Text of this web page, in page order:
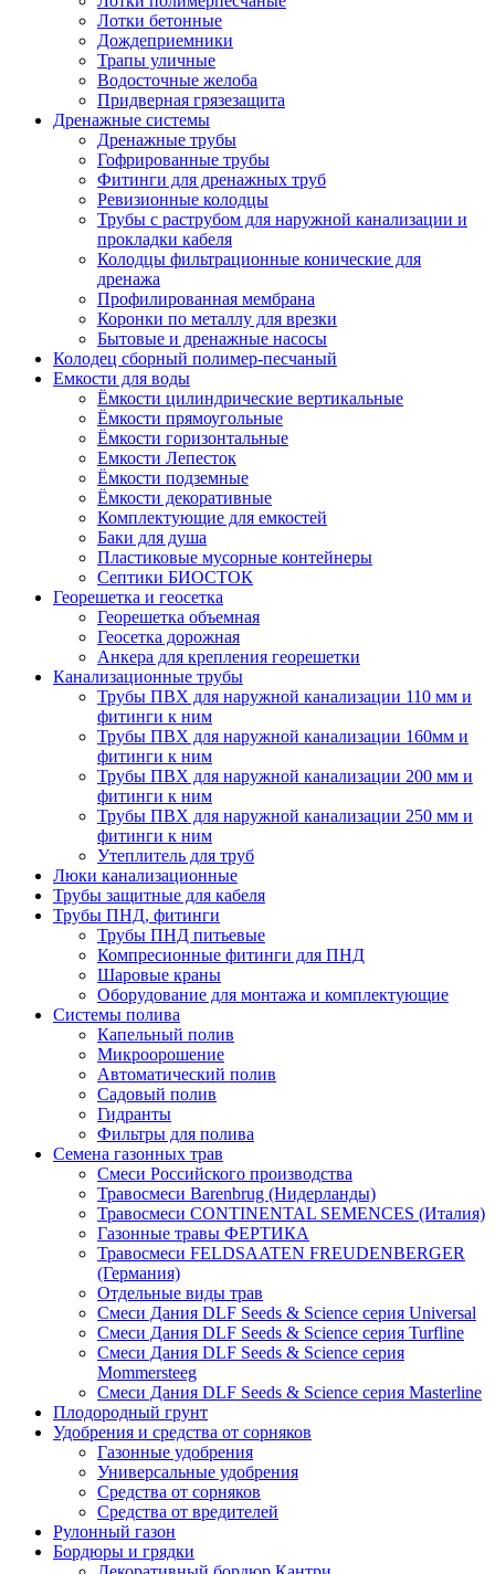
Лотки бетонные
Дождеприемники
Трапы уличные
Водосточные желоба
Придверная грязезащита
Дренажные системы
Дренажные трубы
Гофрированные трубы
Фитинги для дренажных труб
Ревизионные колодцы
Трубы с раструбом для наружной канализации и
прокладки кабеля
Колодцы фильтрационные конические для
дренажа
Профилированная мембрана
Коронки по металлу для врезки
Бытовые и дренажные насосы
Колодец сборный полимер-песчаный
Емкости для воды
Ёмкости цилиндрические вертикальные
Ёмкости прямоугольные
Ёмкости горизонтальные
Емкости Лепесток
Ёмкости подземные
Ёмкости декоративные
Комплектующие для емкостей
Баки для душа
Пластиковые мусорные контейнеры
Септики БИОСТОК
Георешетка и геосетка
Георешетка объемная
Геосетка дорожная
Анкера для крепления георешетки
Канализационные трубы
Трубы ПВХ для наружной канализации 110 мм и
фитинги к ним
Трубы ПВХ для наружной канализации 160мм и
фитинги к ним
Трубы ПВХ для наружной канализации 200 мм и
фитинги к ним
Трубы ПВХ для наружной канализации 250 мм и
фитинги к ним
Утеплитель для труб
Люки канализационные
Трубы защитные для кабеля
Трубы ПНД, фитинги
Трубы ПНД питьевые
Компресионные фитинги для ПНД
Шаровые краны
Оборудование для монтажа и комплектующие
Системы полива
Капельный полив
Микроорошение
Автоматический полив
Садовый полив
Гидранты
Фильтры для полива
Семена газонных трав
Смеси Российского производства
Травосмеси Barenbrug (Нидерланды)
Травосмеси CONTINENTAL SEMENCES (Италия)
Газонные травы ФЕРТИКА
Травосмеси FELDSAATEN FREUDENBERGER
(Германия)
Отдельные виды трав
Смеси Дания DLF Seeds & Sciеnce серия Universal
Смеси Дания DLF Seeds & Sciеnce серия Turfline
Смеси Дания DLF Seeds & Sciеnce серия
Mommersteeg
Смеси Дания DLF Seeds & Sciеnce серия Masterline
Плодородный грунт
Удобрения и средства от сорняков
Газонные удобрения
Универсальные удобрения
Средства от сорняков
Средства от вредителей
Рулонный газон
Бордюры и грядки